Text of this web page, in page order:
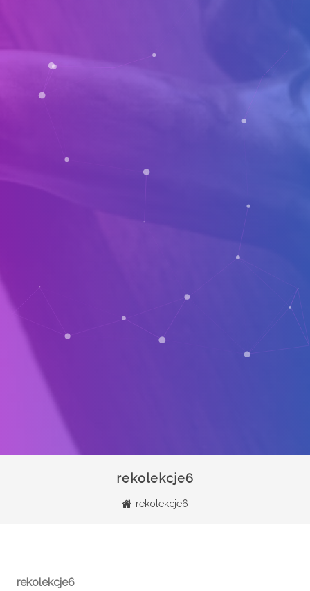
rekolekcje6
rekolekcje6
rekolekcje6